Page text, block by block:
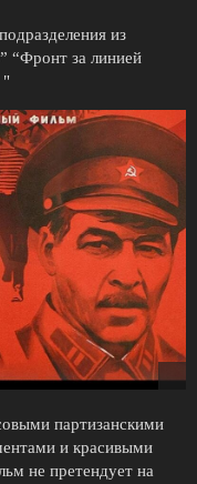
из
“Фронт за линией
"
партизанскими
и красивыми
не претендует на